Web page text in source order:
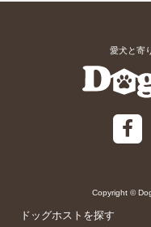
愛犬と寄
Copyright ©
ドッグホストを探す